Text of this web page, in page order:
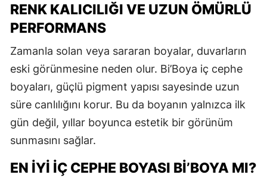
RENK KALICILIĞI VE UZUN ÖMÜRLÜ
PERFORMANS
Zamanla solan veya sararan boyalar, duvarların
eski görünmesine neden olur. Bi’Boya iç cephe
boyaları, güçlü pigment yapısı sayesinde uzun
süre canlılığını korur. Bu da boyanın yalnızca ilk
gün değil, yıllar boyunca estetik bir görünüm
sunmasını sağlar.
EN İYI İÇ CEPHE BOYASI BI’BOYA MI?